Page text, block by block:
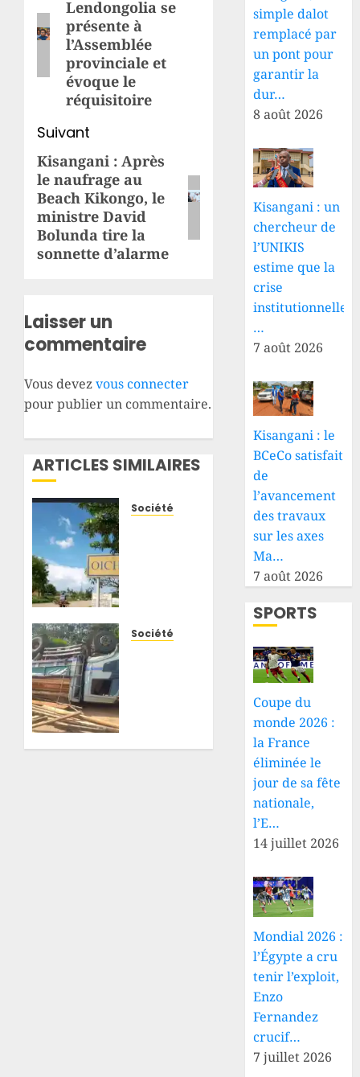
précédent:
Lendongolia se
présente à
l’Assemblée
provinciale et
évoque le
réquisitoire
Suivant
Article
suivant:
Kisangani : Après
le naufrage au
Beach Kikongo, le
ministre David
Bolunda tire la
sonnette d’alarme
Laisser un
commentaire
Vous devezvous connecter
pour publier un commentaire.
ARTICLES SIMILAIRES
Société
dans
Société
simple dalot
remplacé par
un pont pour
garantir la
dur…
8 août 2026
Kisangani : un
chercheur de
l’UNIKIS
estime que la
crise
institutionnelle
…
7 août 2026
Kisangani : le
BCeCo satisfait
de
l’avancement
des travaux
sur les axes
Ma…
7 août 2026
SPORTS
Coupe du
monde 2026 :
la France
éliminée le
jour de sa fête
nationale,
l’E…
14 juillet 2026
Mondial 2026 :
l’Égypte a cru
tenir l’exploit,
Enzo
Fernandez
crucif…
7 juillet 2026